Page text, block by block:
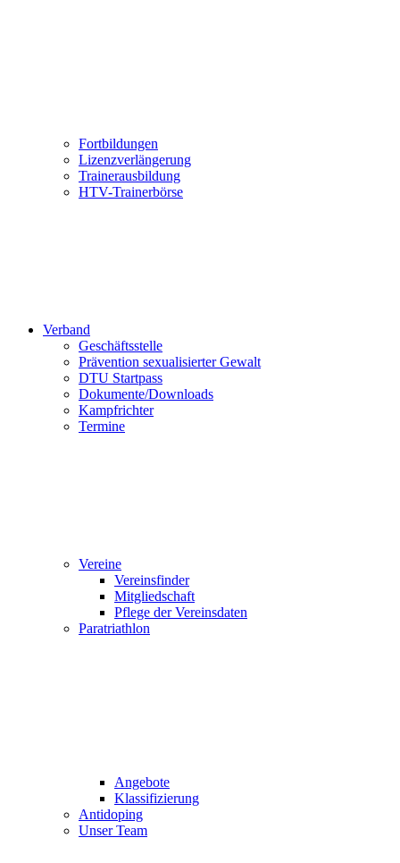
Fortbildungen
Lizenzverlängerung
Trainerausbildung
HTV-Trainerbörse
Verband
Geschäftsstelle
Prävention sexualisierter Gewalt
DTU Startpass
Dokumente/Downloads
Kampfrichter
Termine
Vereine
Vereinsfinder
Mitgliedschaft
Pflege der Vereinsdaten
Paratriathlon
Angebote
Klassifizierung
Antidoping
Unser Team